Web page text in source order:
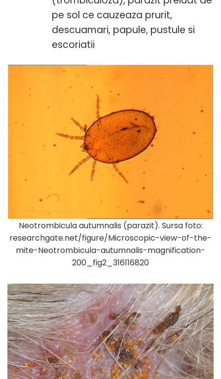
pe sol ce cauzeaza prurit,
descuamari, papule, pustule si
escoriatii
Neotrombicula autumnalis (parazit). Sursa foto:
researchgate.net/figure/Microscopic-view-of-the-
mite-Neotrombicula-autumnalis-magnification-
200_fig2_316116820